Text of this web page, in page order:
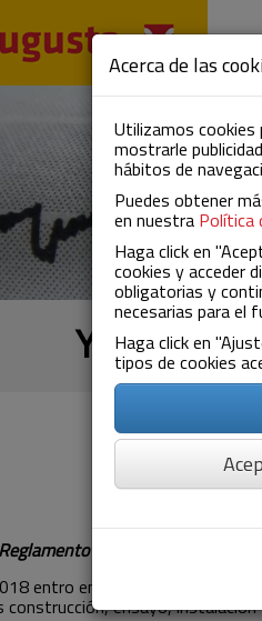
Ya esta
(UE) 2018/502.
entro en vigor el
ensayo,
Acerca de las
Utilizamos
mostrarle
hábitos de
Puedes obtener
en nuestra Política
Haga click en
cookies y acceder
obligatorias y
necesarias para el
Haga click en
tipos de cookies